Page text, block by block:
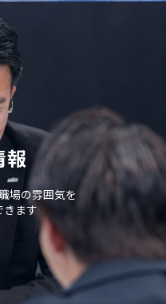
報
場の雰囲気を
きます